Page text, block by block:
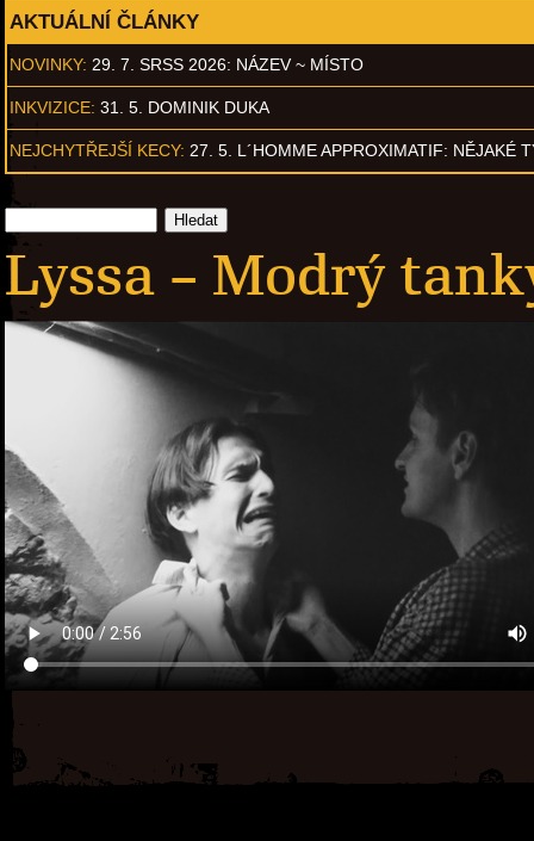
AKTUÁLNÍ ČLÁNKY
NOVINKY: 29. 7. SRSS 2026: NÁZEV ~ MÍSTO
INKVIZICE: 31. 5. DOMINIK DUKA
NEJCHYTŘEJŠÍ KECY: 27. 5. L´HOMME APPROXIMATIF: NĚJAKÉ
Lyssa – Modrý